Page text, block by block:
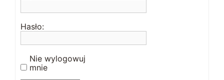
Hasło:
Nie wylogowuj
mnie